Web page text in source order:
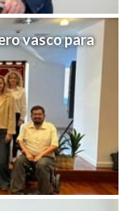
vasco para